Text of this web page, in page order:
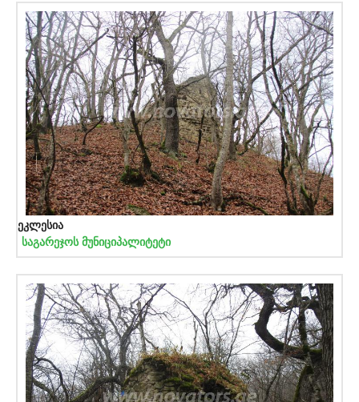
ეკლესია
საგარეჯოს მუნიციპალიტეტი